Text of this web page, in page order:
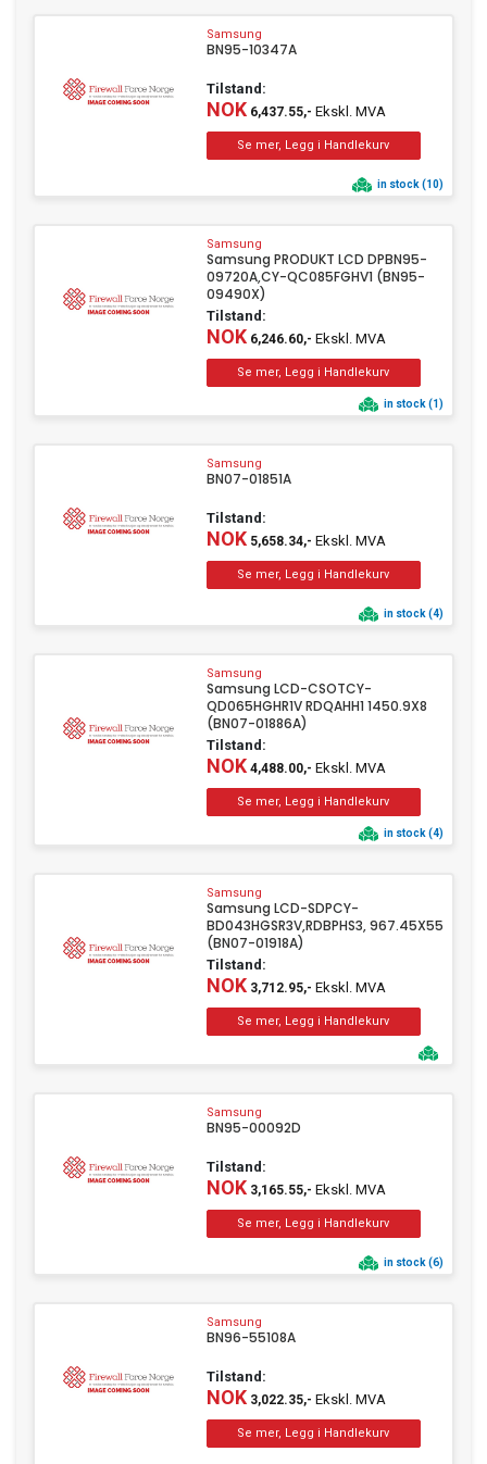
Samsung
BN95-10347A
Tilstand:
NOK6,437.55,- Ekskl. MVA
in stock (10)
Samsung
Samsung PRODUKT LCD DPBN95-
09720A,CY-QC085FGHV1 (BN95-
09490X)
Tilstand:
NOK6,246.60,- Ekskl. MVA
in stock (1)
Samsung
BN07-01851A
Tilstand:
NOK5,658.34,- Ekskl. MVA
in stock (4)
Samsung
Samsung LCD-CSOTCY-
QD065HGHR1V RDQAHH1 1450.9X8
(BN07-01886A)
Tilstand:
NOK4,488.00,- Ekskl. MVA
in stock (4)
Samsung
Samsung LCD-SDPCY-
BD043HGSR3V,RDBPHS3, 967.45X55
(BN07-01918A)
Tilstand:
NOK3,712.95,- Ekskl. MVA
Samsung
BN95-00092D
Tilstand:
NOK3,165.55,- Ekskl. MVA
in stock (6)
Samsung
BN96-55108A
Tilstand:
NOK3,022.35,- Ekskl. MVA